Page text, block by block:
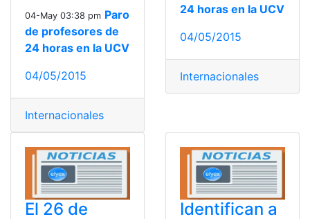
04-May 03:38 pm Paro
de profesores de
24 horas en la UCV
04/05/2015
Internacionales
24 horas en la UCV
04/05/2015
Internacionales
El 26 de
Identifican a